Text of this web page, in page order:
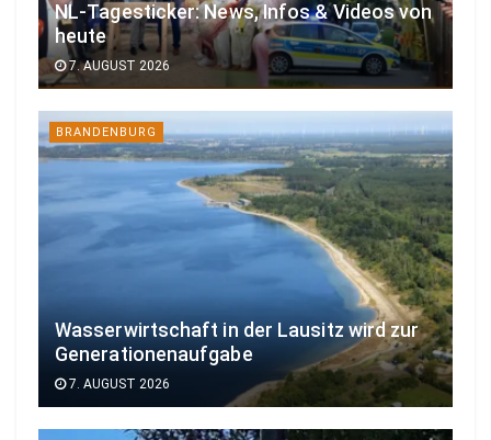
NL-Tagesticker: News, Infos & Videos von
heute
7. AUGUST 2026
BRANDENBURG
Wasserwirtschaft in der Lausitz wird zur
Generationenaufgabe
7. AUGUST 2026